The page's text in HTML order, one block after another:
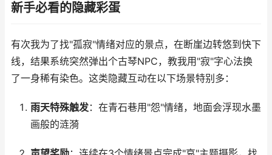
新手必看的隐藏彩蛋
有次我为了找"孤寂"情绪对应的景点，在断崖边转悠到快下
线，结果系统突然弹出个古琴NPC，教我用"寂"字心法换
了一身稀有染色。这类隐藏互动在以下场景特别多：
雨天特殊触发：在青石巷用"怨"情绪，地面会浮现水墨
画般的涟漪